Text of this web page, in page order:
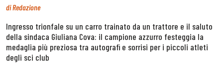
diRedazione
Ingresso trionfale su un carro trainato da un trattore e il saluto
della sindaca Giuliana Cova: il campione azzurro festeggia la
medaglia più preziosa tra autografi e sorrisi per i piccoli atleti
degli sci club